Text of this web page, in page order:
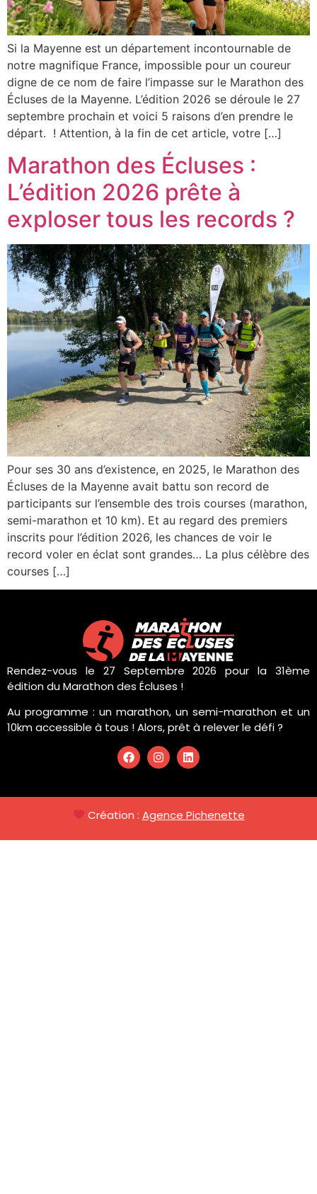
Si la Mayenne est un département incontournable de
notre magnifique France, impossible pour un coureur
digne de ce nom de faire l’impasse sur le Marathon des
Écluses de la Mayenne. L’édition 2026 se déroule le 27
septembre prochain et voici 5 raisons d’en prendre le
départ. ! Attention, à la fin de cet article, votre […]
Marathon des Écluses :
L’édition 2026 prête à
exploser tous les records ?
Pour ses 30 ans d’existence, en 2025, le Marathon des
Écluses de la Mayenne avait battu son record de
participants sur l’ensemble des trois courses (marathon,
semi-marathon et 10 km). Et au regard des premiers
inscrits pour l’édition 2026, les chances de voir le
record voler en éclat sont grandes… La plus célèbre des
courses […]
Rendez-vous le 27 Septembre 2026 pour la 31ème
édition du Marathon des Écluses !
Au programme : un marathon, un semi-marathon et un
10km accessible à tous ! Alors, prêt à relever le défi ?
Création : Agence Pichenette